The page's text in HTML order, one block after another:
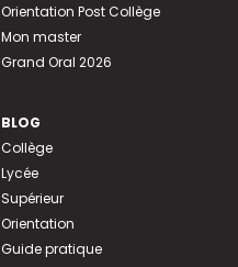
Orientation Post Collège
Mon master
Grand Oral 2026
BLOG
Collège
Lycée
Supérieur
Orientation
Guide pratique